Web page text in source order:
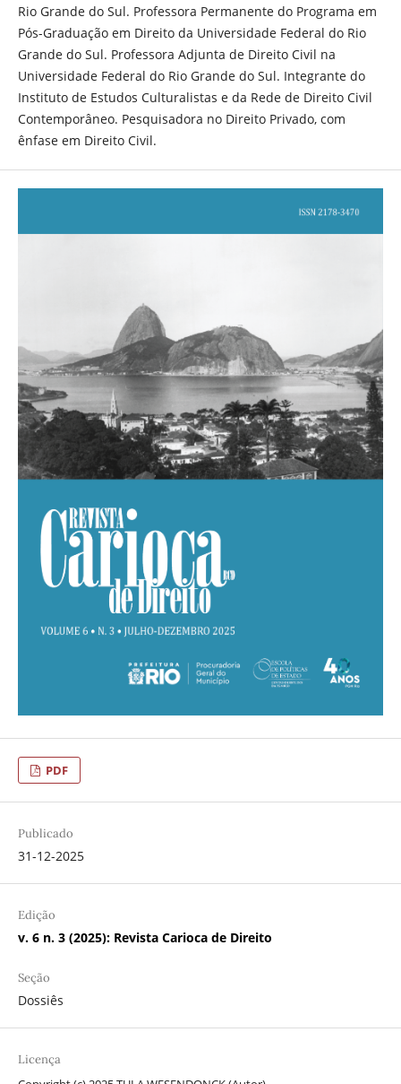
Rio Grande do Sul. Professora Permanente do Programa em
Pós-Graduação em Direito da Universidade Federal do Rio
Grande do Sul. Professora Adjunta de Direito Civil na
Universidade Federal do Rio Grande do Sul. Integrante do
Instituto de Estudos Culturalistas e da Rede de Direito Civil
Contemporâneo. Pesquisadora no Direito Privado, com
ênfase em Direito Civil.
PDF
Publicado
31-12-2025
Edição
v. 6 n. 3 (2025): Revista Carioca de Direito
Seção
Dossiês
Licença